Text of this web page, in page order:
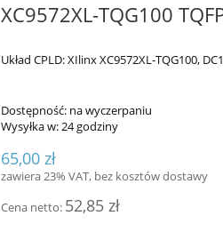
XC9572XL-TQG100
Układ CPLD: XIlinx XC9572XL-TQG100,
Dostępność: na wyczerpaniu
Wysyłka w:24 godziny
65,00 zł
zawiera 23% VAT, bez kosztów dostawy
Cena netto: 52,85 zł